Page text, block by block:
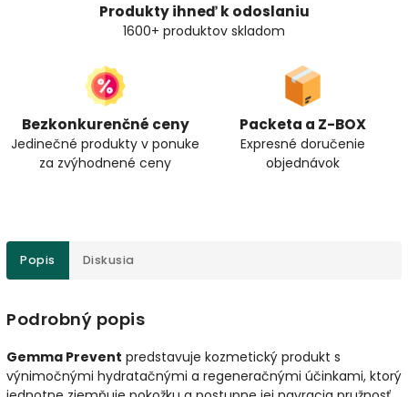
Produkty ihneď k odoslaniu
1600+ produktov skladom
Bezkonkurenčné ceny
Jedinečné produkty v ponuke
za zvýhodnené ceny
Packeta a Z-BOX
Expresné doručenie
objednávok
Popis Diskusia
Podrobný popis
Gemma Prevent predstavuje kozmetický produkt s
výnimočnými hydratačnými a regeneračnými účinkami, ktorý